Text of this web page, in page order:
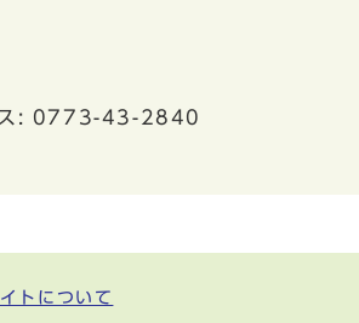
: 0773-43-2840
トについて